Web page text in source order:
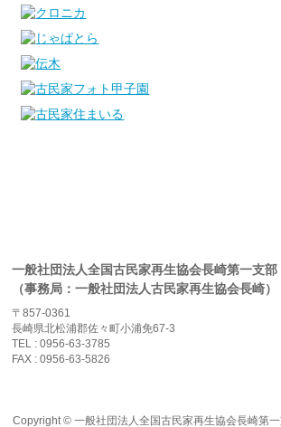
一般社団法人全国古民家再生協会長崎第一支部
（事務局：一般社団法人古民家再生協会長崎）
〒857-0361
長崎県北松浦郡佐々町小浦免67-3
TEL : 0956-63-3785
FAX : 0956-63-5826
Copyright ©一般社団法人全国古民家再生協会長崎第